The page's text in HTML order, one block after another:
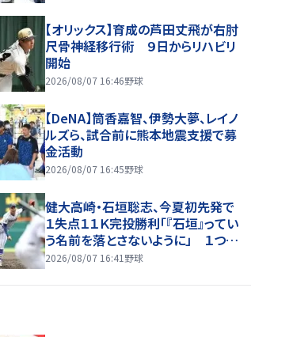
【オリックス】育成の芦田丈飛が右肘
尺骨神経移行術 ９日からリハビリ
開始
2026/08/07 16:46野球
【DeNA】筒香嘉智、伊勢大夢、レイノ
ルズら、試合前に熊本地震支援で募
金活動
2026/08/07 16:45野球
健大高崎・石垣聡志、今夏初先発で
１失点１１Ｋ完投勝利「『石垣』ってい
う名前を落とさないように」 １つ先
輩にロッテ・石垣元気
2026/08/07 16:41 野球